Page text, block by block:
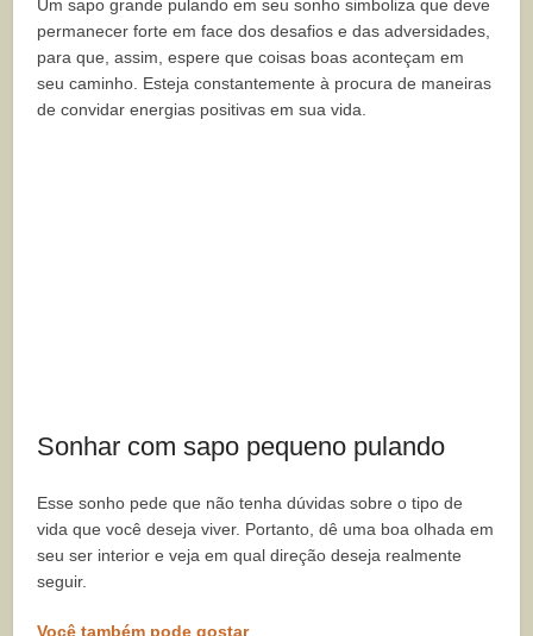
Um sapo grande pulando em seu sonho simboliza que deve
permanecer forte em face dos desafios e das adversidades,
para que, assim, espere que coisas boas aconteçam em
seu caminho. Esteja constantemente à procura de maneiras
de convidar energias positivas em sua vida.
Sonhar com sapo pequeno pulando
Esse sonho pede que não tenha dúvidas sobre o tipo de
vida que você deseja viver. Portanto, dê uma boa olhada em
seu ser interior e veja em qual direção deseja realmente
seguir.
Você também pode gostar